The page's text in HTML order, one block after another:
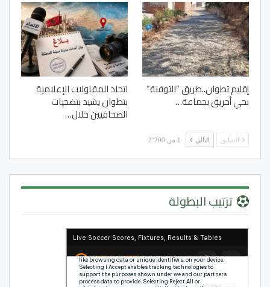
إقليم تطوان..طريق “التوفنة”
بحي أحريق بجماعة…
اتحاد المقاولات الإعلامية
بتطوان يشيد بتضحيات
الصحافيين خلال…
السابق التالي 1 من 2٬200
ترتيب البطولة